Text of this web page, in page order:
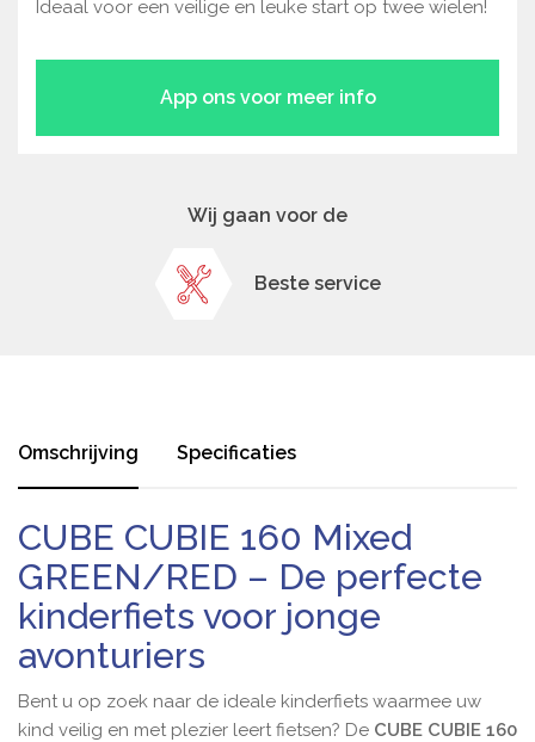
Ideaal voor een veilige en leuke start op twee wielen!
App ons voor meer info
Wij gaan voor de
Beste service
Omschrijving Specificaties
CUBE CUBIE 160 Mixed
GREEN/RED – De perfecte
kinderfiets voor jonge
avonturiers
Bent u op zoek naar de ideale kinderfiets waarmee uw
kind veilig en met plezier leert fietsen? De CUBE CUBIE 160